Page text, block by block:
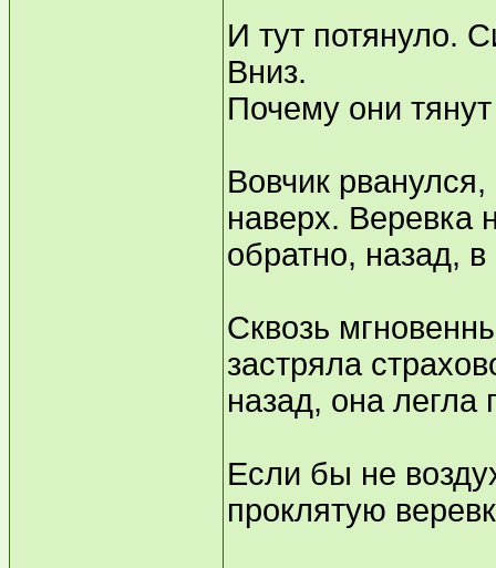
И тут потянуло.
Вниз.
Почему они
Вовчик
наверх. Веревка
обратно, назад,
Сквозь
застряла
назад, она легла
Если бы не
проклятую